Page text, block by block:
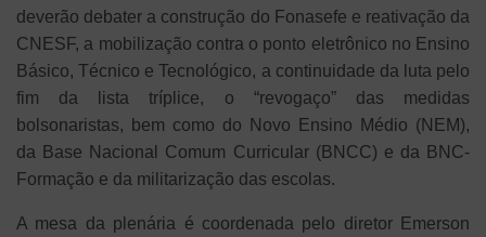
deverão debater a construção do Fonasefe e reativação da
CNESF, a mobilização contra o ponto eletrônico no Ensino
Básico, Técnico e Tecnológico, a continuidade da luta pelo
fim da lista tríplice, o “revogaço” das medidas
bolsonaristas, bem como do Novo Ensino Médio (NEM),
da Base Nacional Comum Curricular (BNCC) e da BNC-
Formação e da militarização das escolas.
A mesa da plenária é coordenada pelo diretor Emerson